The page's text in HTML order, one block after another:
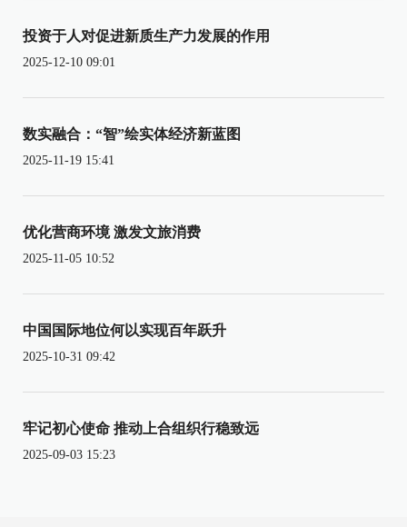
投资于人对促进新质生产力发展的作用
2025-12-10 09:01
数实融合：“智”绘实体经济新蓝图
2025-11-19 15:41
优化营商环境 激发文旅消费
2025-11-05 10:52
中国国际地位何以实现百年跃升
2025-10-31 09:42
牢记初心使命 推动上合组织行稳致远
2025-09-03 15:23